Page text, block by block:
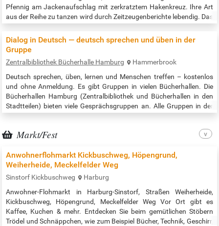
Pfennig am Jackenaufschlag mit zerkratztem Hakenkreuz. Ihre Art
aus der Reihe zu tanzen wird durch Zeitzeugenberichte lebendig. Das
der damaligen Zeit. Konzept, Gesang und Lesung: Anke Krahe
Klavier: Lorenz Schönle…
Dialog in Deutsch — deutsch sprechen und üben in der
Gruppe
Zentralbibliothek Bücherhalle Hamburg
Hammerbrook
Deutsch sprechen, üben, lernen und Menschen treffen – kostenlos
und ohne Anmeldung. Es gibt Gruppen in vielen Bücherhallen. Die
Bücherhallen Hamburg (Zentralbibliothek und Bücherhallen in den
Stadtteilen) bieten viele Gesprächsgruppen an. Alle Gruppen in der
deutsch.html Alle Gruppen in allen Bücherhallen nach Datum /…
Markt/Fest
Anwohnerflohmarkt Kickbuschweg, Höpengrund,
Weiherheide, Meckelfelder Weg
Sinstorf Kickbuschweg
Harburg
Anwohner-Flohmarkt in Harburg-Sinstorf, Straßen Weiherheide,
Kickbuschweg, Höpengrund, Meckelfelder Weg Vor Ort gibt es
Kaffee, Kuchen & mehr. Entdecken Sie beim gemütlichen Stöbern
Trödel und Schnäppchen, wie zum Beispiel Bücher, Technik, Geschirr,